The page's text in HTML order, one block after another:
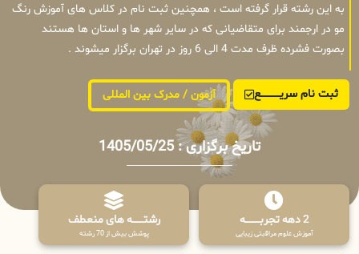
به این رشته قرار گرفته است ، همچنین ثبت نام در کلاس های آموزش رنگ
مو در ارجمند برای متقاضیانی که در سایر شهر ها و استان ها هستند
بصورت فشرده ظرف مدت 4 الی 6 روز در تهران برگزار میشوند .
ثبت نام سریــــــــــــع آزمون / مدرک بین المللی
تاریخ برگزاری : 1405/05/25
2 دهه تجربـــــــــه
آموزش علوم مراقبتی زیبایی
رشتـــــــه های منعطف
پوشش بیش از 70 رشته